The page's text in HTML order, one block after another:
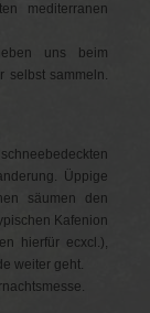
mediterranen
uns beim
selbst sammeln.
Üppige
säumen den
Kafenion
hierfür ecxcl.),
weiter geht.